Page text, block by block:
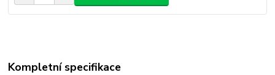
Kompletní specifikace